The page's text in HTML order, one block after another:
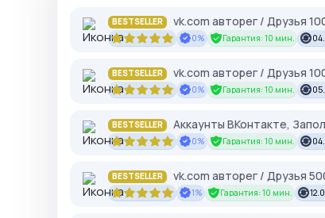
BESTSELLER vk.com авторег / Друзья
0% Гарантия: 10 мин.
BESTSELLER vk.com авторег / Друзья
0% Гарантия: 10 мин.
BESTSELLER Аккаунты ВКонтакте,
0% Гарантия: 10 мин.
BESTSELLER vk.com авторег / Друзья
1% Гарантия: 10 мин.